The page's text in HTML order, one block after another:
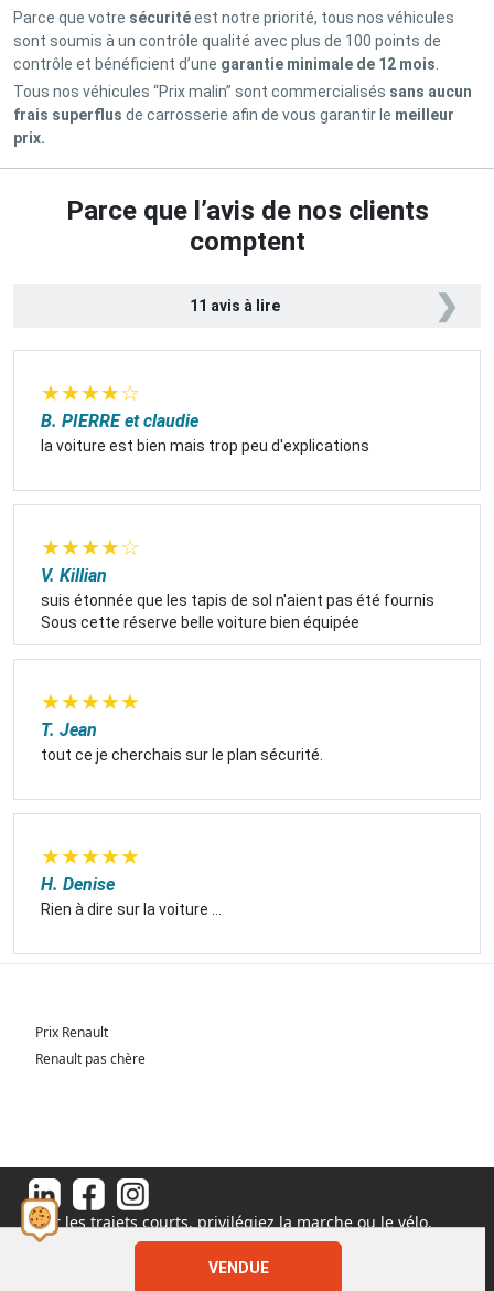
VENDUE
Parce que votre sécuritéest notre priorité, tous nos véhicules
sont soumis à un contrôle qualité avec plus de 100 points de
contrôle et bénéficient d’une garantie minimale de 12 mois
Tous nos véhicules “Prix malin” sont commercialisés sans aucun
frais superflus de carrosserie afin de vous garantir le meilleur
prix.
Parce que l’avis de nos clients
comptent
11 avis à lire ❯
★★★★☆
B. PIERRE et claudie
la voiture est bien mais trop peu d'explications
★★★★☆
V. Killian
suis étonnée que les tapis de sol n'aient pas été fournis
Sous cette réserve belle voiture bien équipée
★★★★★
T. Jean
tout ce je cherchais sur le plan sécurité.
★★★★★
H. Denise
Rien à dire sur la voiture ...
Prix Renault
Renault pas chère
Pour les trajets courts, privilégiez la marche ou le vélo.
#SeDéplacerMoinsPolluer
© 2026 - Tous droits réservés S.A.S au capital de 1 000 000€